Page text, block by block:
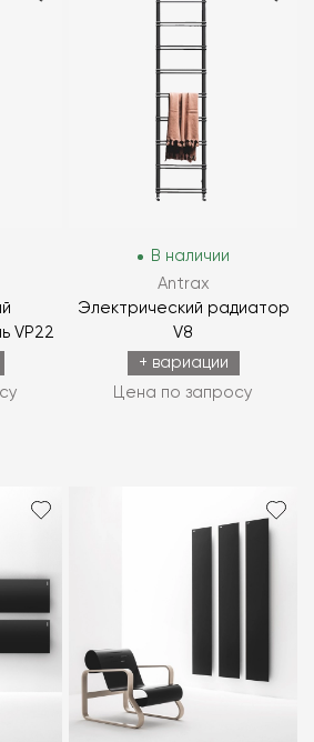
VP22
В наличии
Antrax
Электрический радиатор
V8
+ вариации
Цена по запросу